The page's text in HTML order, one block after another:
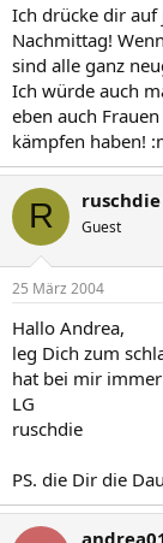
Ich drücke dir auf
Nachmittag!
sind alle ganz
Ich würde auch
eben auch
kämpfen haben!
R ruschdie
Guest
25 März 2004
Hallo Andrea,
leg Dich zum
hat bei mir
LG
ruschdie
PS. die Dir die